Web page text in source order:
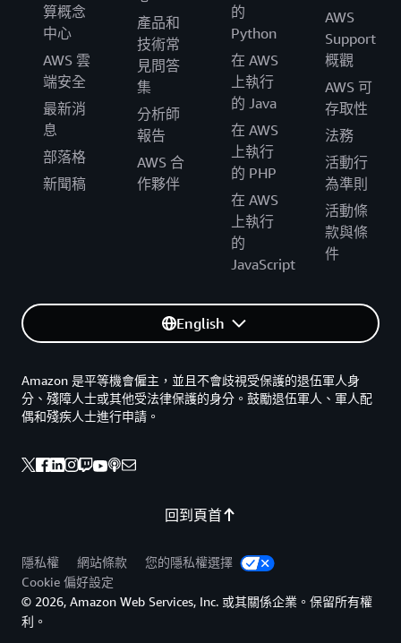
算概念
中心
AWS 雲
端安全
最新消
息
部落格
新聞稿
產品和
技術常
見問答
集
分析師
報告
AWS 合
作夥伴
的
Python
在 AWS
上執行
的 Java
在 AWS
上執行
的 PHP
在 AWS
上執行
的
JavaScript
AWS
Support
概觀
AWS 可
存取性
法務
活動行
為準則
活動條
款與條
件
English
回到頁首
Amazon 是平等機會僱主，並且不會歧視受保護的退伍軍人身
分、殘障人士或其他受法律保護的身分。鼓勵退伍軍人、軍人配
偶和殘疾人士進行申請。
隱私權 網站條款
您的隱私權選擇
Cookie 偏好設定
© 2026, Amazon Web Services, Inc. 或其關係企業。保留所有權
利。